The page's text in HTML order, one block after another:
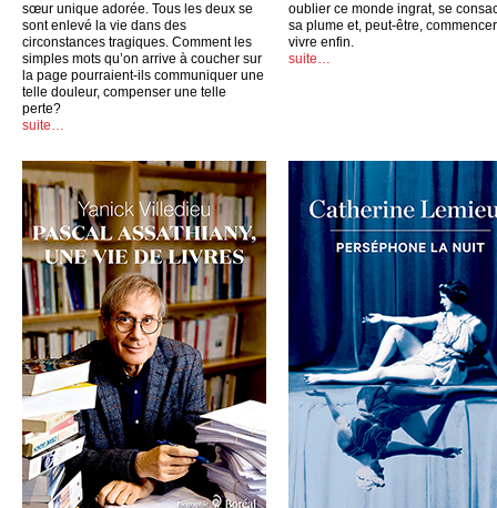
sœur unique adorée. Tous les deux se
sont enlevé la vie dans des
circonstances tragiques. Comment les
simples mots qu’on arrive à coucher sur
la page pourraient-ils communiquer une
telle douleur, compenser une telle
perte?
suite…
oublier ce monde ingrat, se
sa plume et, peut-être,
vivre enfin.
suite…